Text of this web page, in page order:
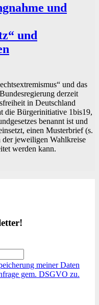
und
und
und das
derzeit
in Deutschland
die Bürgerinitiative 1bis19,
benannt ist und
einen Musterbrief (s.
der jeweiligen Wahlkreise
werden kann.
meiner Daten
gem. DSGVO zu.